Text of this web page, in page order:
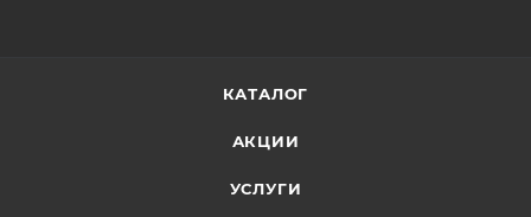
КАТАЛОГ
АКЦИИ
УСЛУГИ